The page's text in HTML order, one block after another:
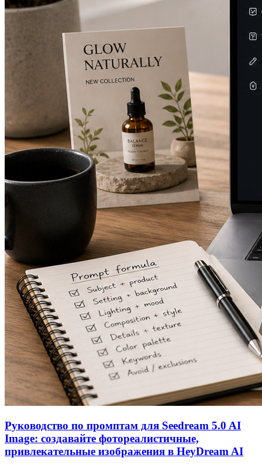
Руководство по промптам для Seedream 5.0 AI
Image: создавайте фотореалистичные,
привлекательные изображения в HeyDream AI